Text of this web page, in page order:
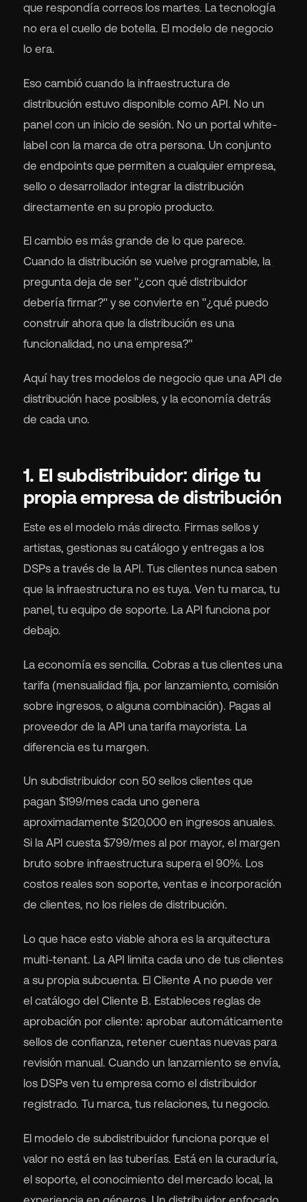
que respondía correos los martes. La tecnología
no era el cuello de botella. El modelo de negocio
lo era.
Eso cambió cuando la infraestructura de
distribución estuvo disponible como API. No un
panel con un inicio de sesión. No un portal white-
label con la marca de otra persona. Un conjunto
de endpoints que permiten a cualquier empresa,
sello o desarrollador integrar la distribución
directamente en su propio producto.
El cambio es más grande de lo que parece.
Cuando la distribución se vuelve programable, la
pregunta deja de ser "¿con qué distribuidor
debería firmar?" y se convierte en "¿qué puedo
construir ahora que la distribución es una
funcionalidad, no una empresa?"
Aquí hay tres modelos de negocio que una API de
distribución hace posibles, y la economía detrás
de cada uno.
1. El subdistribuidor: dirige tu
propia empresa de distribución
Este es el modelo más directo. Firmas sellos y
artistas, gestionas su catálogo y entregas a los
DSPs a través de la API. Tus clientes nunca saben
que la infraestructura no es tuya. Ven tu marca, tu
panel, tu equipo de soporte. La API funciona por
debajo.
La economía es sencilla. Cobras a tus clientes una
tarifa (mensualidad fija, por lanzamiento, comisión
sobre ingresos, o alguna combinación). Pagas al
proveedor de la API una tarifa mayorista. La
diferencia es tu margen.
Un subdistribuidor con 50 sellos clientes que
pagan $199/mes cada uno genera
aproximadamente $120,000 en ingresos anuales.
Si la API cuesta $799/mes al por mayor, el margen
bruto sobre infraestructura supera el 90%. Los
costos reales son soporte, ventas e incorporación
de clientes, no los rieles de distribución.
Lo que hace esto viable ahora es la arquitectura
multi-tenant. La API limita cada uno de tus clientes
a su propia subcuenta. El Cliente A no puede ver
el catálogo del Cliente B. Estableces reglas de
aprobación por cliente: aprobar automáticamente
sellos de confianza, retener cuentas nuevas para
revisión manual. Cuando un lanzamiento se envía,
los DSPs ven tu empresa como el distribuidor
registrado. Tu marca, tus relaciones, tu negocio.
El modelo de subdistribuidor funciona porque el
valor no está en las tuberías. Está en la curaduría,
el soporte, el conocimiento del mercado local, la